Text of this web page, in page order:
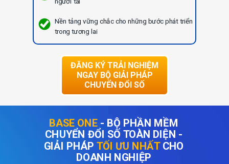
BASE ONE - BỘ PHẦN MỀM
CHUYỂN ĐỔI SỐ TOÀN DIỆN -
GIẢI PHÁP TỐI ƯU NHẤTCHO
DOANH NGHIỆP
Nền tảng vững chắc cho những bước phát triển
trong tương lai
ĐĂNG KÝ TRẢI NGHIỆM
NGAY BỘ GIẢI PHÁP
CHUYỂN ĐỔI SỐ